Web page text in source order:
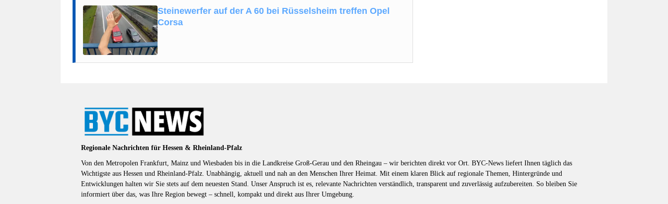
Steinewerfer auf der A 60 bei Rüsselsheim treffen Opel
Corsa
Regionale Nachrichten für Hessen & Rheinland-Pfalz
Von den Metropolen Frankfurt, Mainz und Wiesbaden bis in die Landkreise Groß-Gerau und den Rheingau – wir berichten direkt vor Ort. BYC-News liefert Ihnen täglich das
Wichtigste aus Hessen und Rheinland-Pfalz. Unabhängig, aktuell und nah an den Menschen Ihrer Heimat. Mit einem klaren Blick auf regionale Themen, Hintergründe und
Entwicklungen halten wir Sie stets auf dem neuesten Stand. Unser Anspruch ist es, relevante Nachrichten verständlich, transparent und zuverlässig aufzubereiten. So bleiben Sie
informiert über das, was Ihre Region bewegt – schnell, kompakt und direkt aus Ihrer Umgebung.